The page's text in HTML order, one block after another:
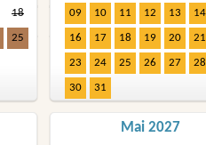
18
25
09 10 11 12 13 14
16 17 18 19 20 21
23 24 25 26 27 28
30 31
Mai 2027